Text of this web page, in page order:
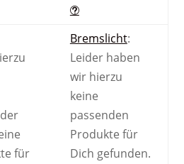
für
Bremslicht:
Leider haben
wir hierzu
keine
passenden
Produkte für
Dich gefunden.